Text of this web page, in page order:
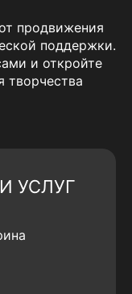
продвижения
поддержки.
и откройте
творчества
УСЛУГ